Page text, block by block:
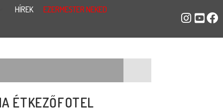
HÍREK
EZERMESTER NEKED
ÉTKEZŐFOTEL